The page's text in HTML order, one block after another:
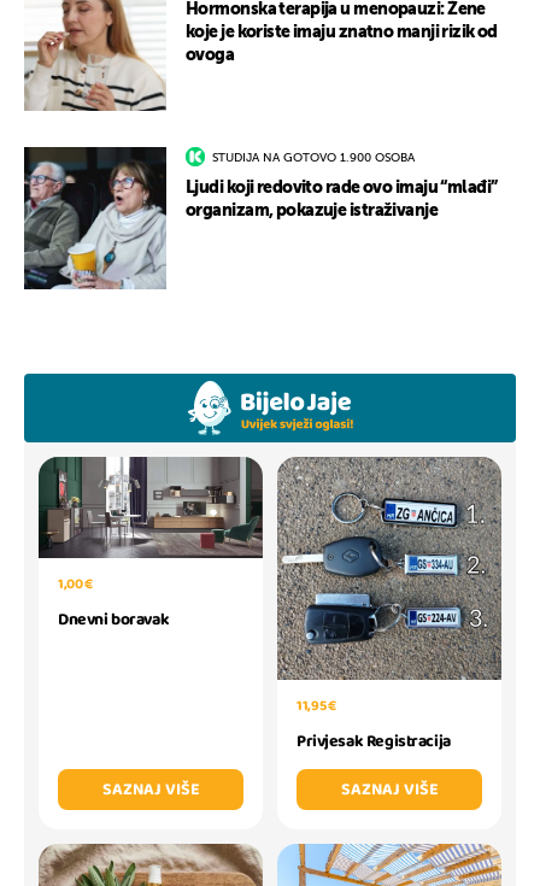
Hormonska terapija u menopauzi: Žene
koje je koriste imaju znatno manji rizik od
ovoga
STUDIJA NA GOTOVO 1.900 OSOBA
Ljudi koji redovito rade ovo imaju “mlađi”
organizam, pokazuje istraživanje
1,00 €
Dnevni boravak
SAZNAJ VIŠE
11,95 €
Privjesak Registracija
SAZNAJ VIŠE